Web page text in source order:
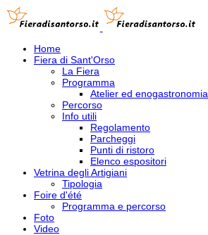
Home
Fiera di Sant'Orso
La Fiera
Programma
Atelier ed enogastronomia
Percorso
Info utili
Regolamento
Parcheggi
Punti di ristoro
Elenco espositori
Vetrina degli Artigiani
Tipologia
Foire d'été
Programma e percorso
Foto
Video